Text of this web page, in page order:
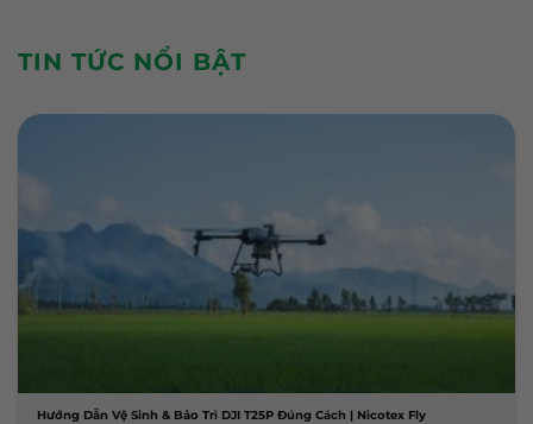
TIN TỨC NỔI BẬT
Hướng Dẫn Vệ Sinh & Bảo Trì DJI T25P Đúng Cách | Nicotex Fly